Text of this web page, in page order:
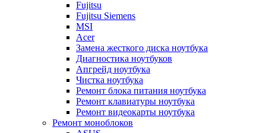
Fujitsu
Fujitsu Siemens
MSI
Acer
Замена жесткого диска ноутбука
Диагностика ноутбуков
Апгрейд ноутбука
Чистка ноутбука
Ремонт блока питания ноутбука
Ремонт клавиатуры ноутбука
Ремонт видеокарты ноутбука
Ремонт моноблоков